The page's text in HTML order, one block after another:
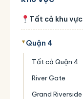
Tất cả khu vực
Quận 4
Tất cả Quận 4
River Gate
Grand Riverside